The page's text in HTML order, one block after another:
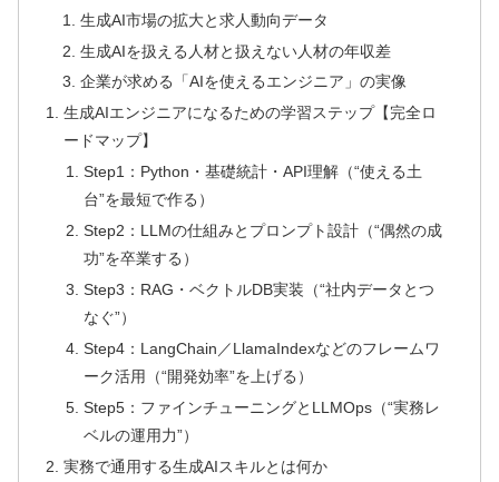
生成AI市場の拡大と求人動向データ
生成AIを扱える人材と扱えない人材の年収差
企業が求める「AIを使えるエンジニア」の実像
生成AIエンジニアになるための学習ステップ【完全ロ
ードマップ】
Step1：Python・基礎統計・API理解（“使える土
台”を最短で作る）
Step2：LLMの仕組みとプロンプト設計（“偶然の成
功”を卒業する）
Step3：RAG・ベクトルDB実装（“社内データとつ
なぐ”）
Step4：LangChain／LlamaIndexなどのフレームワ
ーク活用（“開発効率”を上げる）
Step5：ファインチューニングとLLMOps（“実務レ
ベルの運用力”）
実務で通用する生成AIスキルとは何か